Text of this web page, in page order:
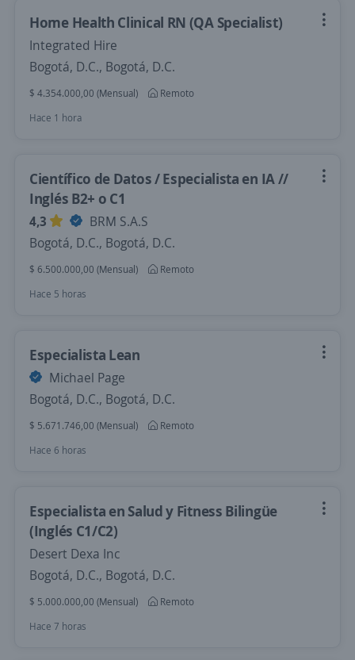
Home Health Clinical RN (QA Specialist)
Integrated Hire
Bogotá, D.C., Bogotá, D.C.
$ 4.354.000,00 (Mensual)
Remoto
Hace 1 hora
Científico de Datos / Especialista en IA //
Inglés B2+ o C1
4,3
BRM S.A.S
Bogotá, D.C., Bogotá, D.C.
$ 6.500.000,00 (Mensual)
Remoto
Hace 5 horas
Especialista Lean
Michael Page
Bogotá, D.C., Bogotá, D.C.
$ 5.671.746,00 (Mensual)
Remoto
Hace 6 horas
Especialista en Salud y Fitness Bilingüe
(Inglés C1/C2)
Desert Dexa Inc
Bogotá, D.C., Bogotá, D.C.
$ 5.000.000,00 (Mensual)
Remoto
Hace 7 horas